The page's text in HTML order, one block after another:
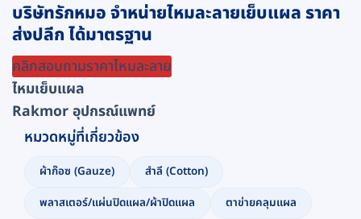
บริษัทรักหมอ จำหน่ายไหมละลายเย็บแผล ราคา
ส่งปลีก ได้มาตรฐาน
คลิกสอบถามราคาไหมละลาย
ไหมเย็บแผล
Rakmor อุปกรณ์แพทย์
หมวดหมู่ที่เกี่ยวข้อง
ผ้าก๊อซ (Gauze)
สำลี (Cotton)
พลาสเตอร์/แผ่นปิดแผล/ผ้าปิดแผล
ตาข่ายคลุมแผล